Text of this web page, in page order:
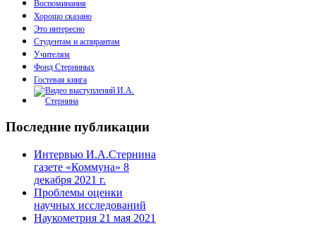
Воспоминания
Хорошо сказано
Это интересно
Студентам и аспирантам
Учителям
Фонд Стерниных
Гостевая книга
Последние публикации
Интервью И.А.Стернина
газете «Коммуна» 8
декабря 2021 г.
Проблемы оценки
научных исследований
Наукометрия 21 мая 2021